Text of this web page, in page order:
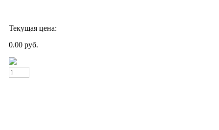
Текущая цена:
0.00 руб.